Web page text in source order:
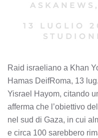
ASKANEWS
13 LUGLIO
Raid israeliano a Khan
Hamas DeifRoma, 13
Yisrael Hayom, citando
afferma che l’obiettivo
nel sud di Gaza, in cui
e circa 100 sarebbero